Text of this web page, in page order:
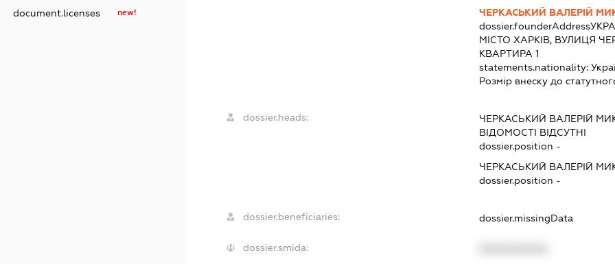
document.licenses new!
ЧЕРКАСЬКИЙ ВАЛЕРІЙ
dossier.founderAddress
МІСТО ХАРКІВ, ВУЛИЦЯ
КВАРТИРА 1
statements.nationality:
Розмір внеску до
dossier.heads:
ЧЕРКАСЬКИЙ ВАЛЕРІЙ
ВІДОМОСТІ ВІДСУТНІ
dossier.position -
ЧЕРКАСЬКИЙ ВАЛЕРІЙ
dossier.position -
dossier.beneficiaries: dossier.missingData
dossier.smida: